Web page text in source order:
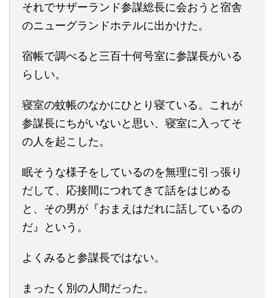
それでサザーランド参謀総長に会おうと宿舎
のニューグランドホテルに出かけた。
宿帳で調べると三百十何号室に参謀長がいる
らしい。
寝室の蚊帳のなかにひとり寝ている。これが
参謀長にちがいないと思い、寝室に入ってそ
の人を起こした。
眠そうな様子をしているのを無理に引っ張り
だして、応接間につれてきて話をはじめる
と、その男が『おまえはだれに話しているの
だ』という。
よくみると参謀長ではない。
まったく別の人間だった。